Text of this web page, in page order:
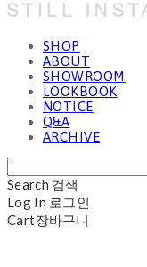
SHOP
ABOUT
SHOWROOM
LOOKBOOK
NOTICE
Q&A
ARCHIVE
Search 검색
Log In 로그인
Cart장바구니